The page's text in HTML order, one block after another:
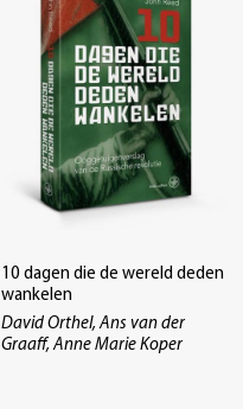
10 dagen die de wereld deden
wankelen
David Orthel, Ans van der
Graaff, Anne Marie Koper